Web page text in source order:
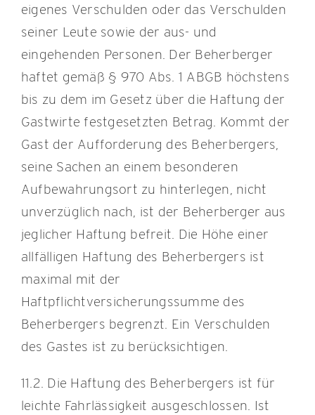
eigenes Verschulden oder das Verschulden
seiner Leute sowie der aus- und
eingehenden Personen. Der Beherberger
haftet gemäß § 970 Abs. 1 ABGB höchstens
bis zu dem im Gesetz über die Haftung der
Gastwirte festgesetzten Betrag. Kommt der
Gast der Aufforderung des Beherbergers,
seine Sachen an einem besonderen
Aufbewahrungsort zu hinterlegen, nicht
unverzüglich nach, ist der Beherberger aus
jeglicher Haftung befreit. Die Höhe einer
allfälligen Haftung des Beherbergers ist
maximal mit der
Haftpflichtversicherungssumme des
Beherbergers begrenzt. Ein Verschulden
des Gastes ist zu berücksichtigen.
11.2. Die Haftung des Beherbergers ist für
leichte Fahrlässigkeit ausgeschlossen. Ist